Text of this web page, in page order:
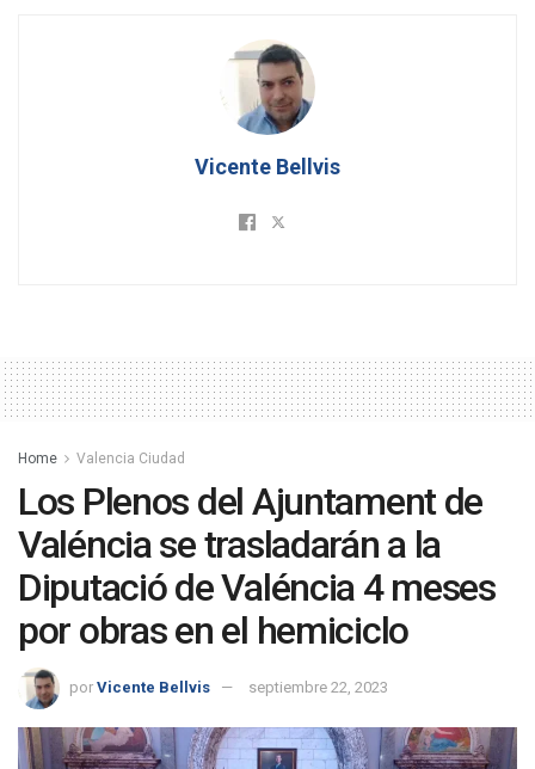
Vicente Bellvis
Home Valencia Ciudad
Los Plenos del Ajuntament de
Valéncia se trasladarán a la
Diputació de Valéncia 4 meses
por obras en el hemiciclo
por Vicente Bellvis septiembre 22, 2023